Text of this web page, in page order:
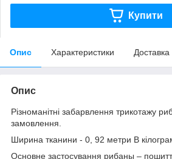
Купити
Опис Характеристики Доставка
Опис
Різноманітні забарвлення трикотажу
замовлення.
Ширина тканини - 0, 92 метри В
Основне застосування рибаны –